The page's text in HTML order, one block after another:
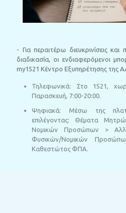
- Για περαιτέρω διευκρινίσεις και
διαδικασία, οι ενδιαφερόμενοι
my1521 Κέντρο Εξυπηρέτησης της
Τηλεφωνικά: Στο 1521,
Παρασκευή, 7:00-20:00.
Ψηφιακά: Μέσω της
επιλέγοντας: Θέματα
Νομικών Προσώπων >
Φυσικών/Νομικών
Καθεστώτος ΦΠΑ.